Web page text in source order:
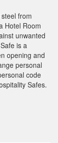
from
Hotel Room
unwanted
is a
opening and
personal
code
Safes.